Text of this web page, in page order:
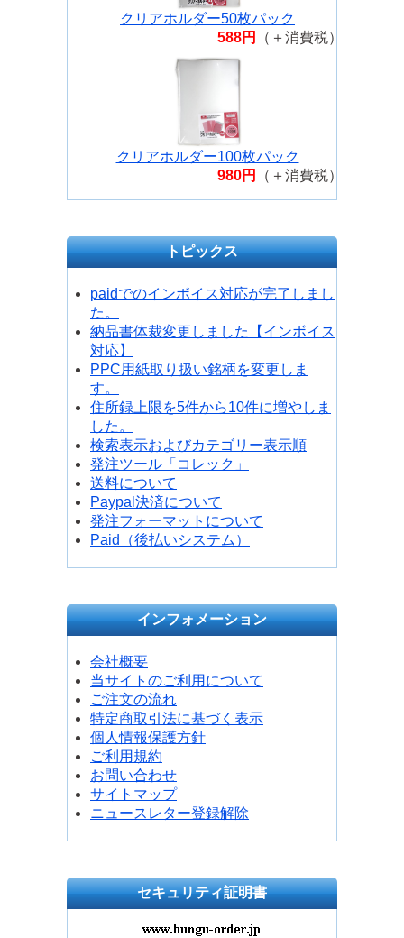
シュ ダークピンク RB-6000AT-027
呉竹 クリーンカラーリアルブラッ
シュ ダークブラウン RB-6000AT-
呉竹 クリーンカラーリアルブラッ
シュ ディープブルー RB-6000AT-
035
クリアホルダー50枚パック
588円
（＋消費税）
クリアホルダー100枚パック
980円
（＋消費税）
トピックス
paidでのインボイス対応が完了しまし
た。
納品書体裁変更しました【インボイス
対応】
PPC用紙取り扱い銘柄を変更しま
す。
住所録上限を5件から10件に増やしま
した。
検索表示およびカテゴリー表示順
発注ツール「コレック」
送料について
Paypal決済について
発注フォーマットについて
Paid（後払いシステム）
インフォメーション
会社概要
当サイトのご利用について
ご注文の流れ
特定商取引法に基づく表示
個人情報保護方針
ご利用規約
お問い合わせ
サイトマップ
ニュースレター登録解除
セキュリティ証明書